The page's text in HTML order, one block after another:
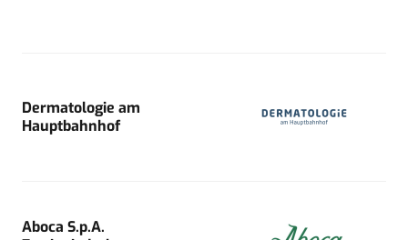
Dermatologie am
Hauptbahnhof
Aboca S.p.A.